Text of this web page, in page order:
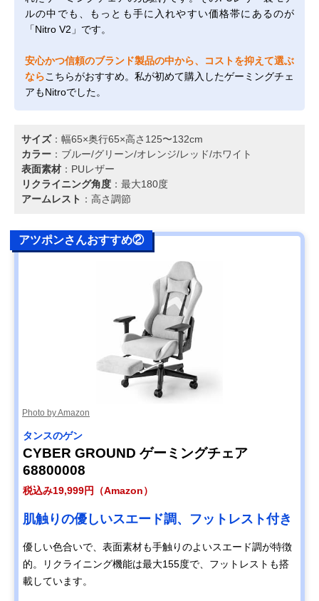
ルの中でも、もっとも手に入れやすい価格帯にあるのが
「Nitro V2」です。
安心かつ信頼のブランド製品の中から、コストを抑えて選ぶ
ならこちらがおすすめ。私が初めて購入したゲーミングチェ
アもNitroでした。
サイズ：幅65×奥行65×高さ125〜132cm
カラー ：ブルー/グリーン/オレンジ/レッド/ホワイト
表面素材 ：PUレザー
リクライニング角度 ：最大180度
アームレスト ：高さ調節
アツポンさんおすすめ②
Photo by Amazon
タンスのゲン
CYBER GROUND ゲーミングチェア
68800008
税込み19,999円（Amazon）
肌触りの優しいスエード調、フットレスト付き
優しい色合いで、表面素材も手触りのよいスエード調が特徴
的。リクライニング機能は最大155度で、フットレストも搭
載しています。